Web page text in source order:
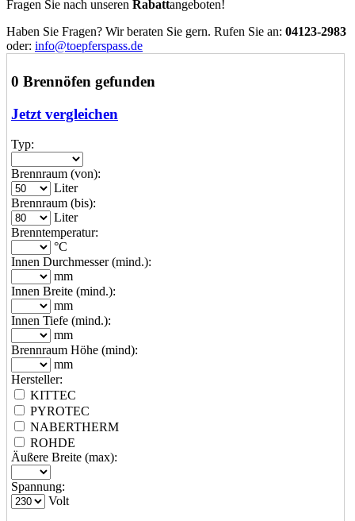
Fragen Sie nach unseren Rabattangeboten!
Haben Sie Fragen? Wir beraten Sie gern. Rufen Sie an: 04123-2983
oder: info@toepferspass.de
0 Brennöfen gefunden
Jetzt vergleichen
Typ:
Brennraum (von):
Liter
Brennraum (bis):
Liter
Brenntemperatur:
°C
Innen Durchmesser (mind.):
mm
Innen Breite (mind.):
mm
Innen Tiefe (mind.):
mm
Brennraum Höhe (mind):
mm
Hersteller:
KITTEC
PYROTEC
NABERTHERM
ROHDE
Äußere Breite (max):
Spannung:
Volt